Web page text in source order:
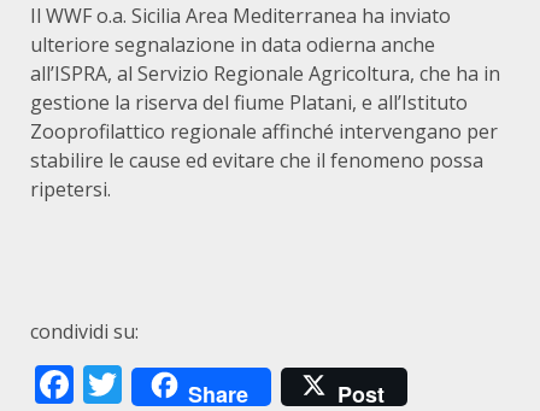
Il WWF o.a. Sicilia Area Mediterranea ha inviato
ulteriore segnalazione in data odierna anche
all’ISPRA, al Servizio Regionale Agricoltura, che ha in
gestione la riserva del fiume Platani, e all’Istituto
Zooprofilattico regionale affinché intervengano per
stabilire le cause ed evitare che il fenomeno possa
ripetersi.
condividi su:
Facebook
Twitter
Share Post